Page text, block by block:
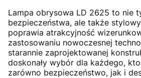
Lampa obrysowa LD 2625 to nie
bezpieczeństwa, ale także
poprawia atrakcyjność
zastosowaniu nowoczesnej
starannie zaprojektowanej
doskonały wybór dla każdego,
zarówno bezpieczeństwo, jak i